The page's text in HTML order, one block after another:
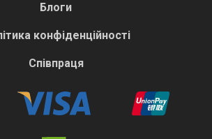
Блоги
конфіденційності
Співпраця